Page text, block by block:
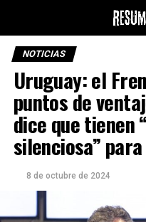
NOTICIAS
Uruguay: el
puntos de
dice que tienen
silenciosa”
8 de octubre de 2024